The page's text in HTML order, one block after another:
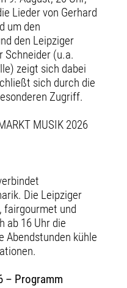
Lieder von Gerhard
um den
den Leipziger
Schneider (u.a.
zeigt sich dabei
sich durch die
Zugriff.
MUSIK 2026
Die Leipziger
fairgourmet und
ab 16 Uhr die
Abendstunden kühle
– Programm